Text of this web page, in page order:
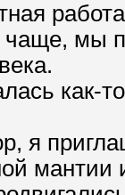
чаще, мы
как-
я
мантии